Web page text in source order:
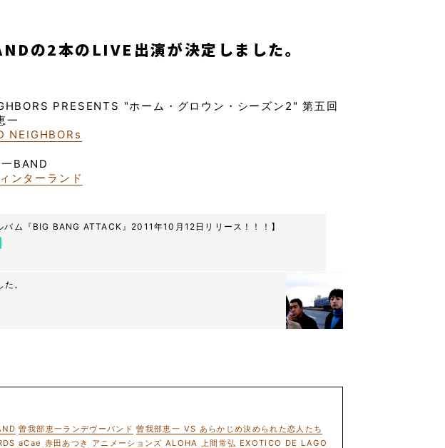
の2本のLIVE出演が決定しました。
PRESENTS "ホーム・グロウン・シーズン2" 第五回
一
NEIGHBORs
BAND
ンターランド
ム『BIG BANG ATTACK』2011年10月12日リリース！！！】
。
曽我部恵一ランデヴーバンド 曽我部恵一 VS あらかじめ決められた恋人たち
aCae 赤田あつき アニメーションズ ALOHA 上間常弘 EXOTICO DE LAGO